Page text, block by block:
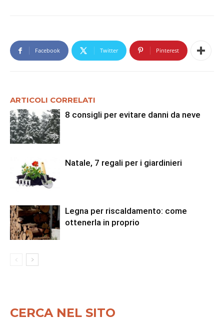
Facebook Twitter Pinterest
ARTICOLI CORRELATI
8 consigli per evitare danni da neve
Natale, 7 regali per i giardinieri
Legna per riscaldamento: come
ottenerla in proprio
CERCA NEL SITO